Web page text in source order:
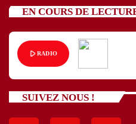
EN COURS DE
play_arrowRADIO
SUIVEZ NOUS !